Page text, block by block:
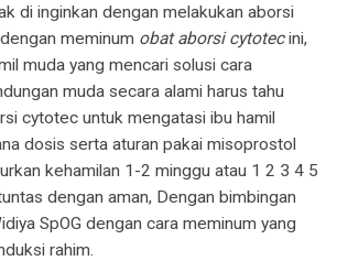
di inginkan dengan melakukan aborsi
meminum obat aborsi cytotecini,
muda yang mencari solusi cara
muda secara alami harus tahu
cytotec untuk mengatasi ibu hamil
dosis serta aturan pakai misoprostol
kehamilan 1-2 minggu atau 1 2 3 4 5
dengan aman, Dengan bimbingan
SpOG dengan cara meminum yang
rahim.